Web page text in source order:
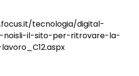
tecnologia/digital-
noisli-il-sito-per-ritrovare-la-